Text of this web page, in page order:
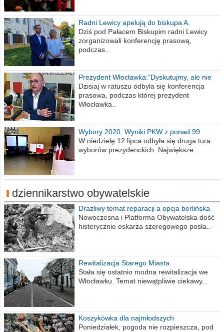
Radni Lewicy apelują do biskupa A.
Wiesława Meringa
Dziś pod Pałacem Biskupim radni Lewicy
zorganizowali konferencję prasową,
podczas..
Prezydent Włocławka:"Dyskutujmy, ale nie
obrażajmy się”
Dzisiaj w ratuszu odbyła się konferencja
prasowa, podczas której prezydent
Włocławka..
Wybory 2020. Wyniki PKW z ponad 99
procent obwodów
W niedzielę 12 lipca odbyła się druga tura
wyborów prezydenckich. Największe..
dziennikarstwo obywatelskie
Drażliwy temat reparacji a opcja berlińska
Nowoczesna i Platforma Obywatelska dość
histerycznie oskarża szeregowego posła..
Rewitalizacja Starego Miasta
Stała się ostatnio modna rewitalizacja we
Włocławku. Temat niewątpliwie ciekawy...
Koszykówka dla najmłodszych
Poniedziałek, pogoda nie rozpieszcza, pod